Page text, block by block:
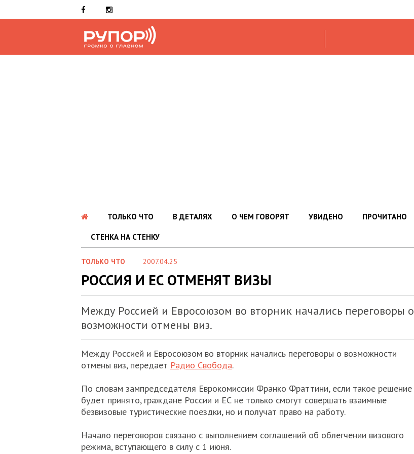
ТОЛЬКО ЧТО В ДЕТАЛЯХ О ЧЕМ ГОВОРЯТ УВИДЕНО ПРОЧИТАНО
СТЕНКА НА СТЕНКУ
ТОЛЬКО ЧТО 2007.04.25
РОССИЯ И ЕС ОТМЕНЯТ ВИЗЫ
Между Россией и Евросоюзом во вторник начались переговоры о
возможности отмены виз.
Между Россией и Евросоюзом во вторник начались переговоры о возможности
отмены виз, передает Радио Свобода.
По словам зампредседателя Еврокомиссии Франко Фраттини, если такое решение
будет принято, граждане России и ЕС не только смогут совершать взаимные
безвизовые туристические поездки, но и получат право на работу.
Начало переговоров связано с выполнением соглашений об облегчении визового
режима, вступающего в силу с 1 июня.